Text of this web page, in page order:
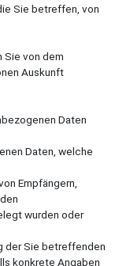
Sie betreffen, von
Sie von dem
Auskunft
Daten
Daten, welche
Empfängern,
wurden oder
der Sie betreffenden
konkrete Angaben